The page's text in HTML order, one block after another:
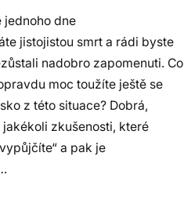
jednoho dne
jistojistou smrt a rádi byste
nadobro zapomenuti. Co
moc toužíte ještě se
z této situace? Dobrá,
zkušenosti, které
a pak je